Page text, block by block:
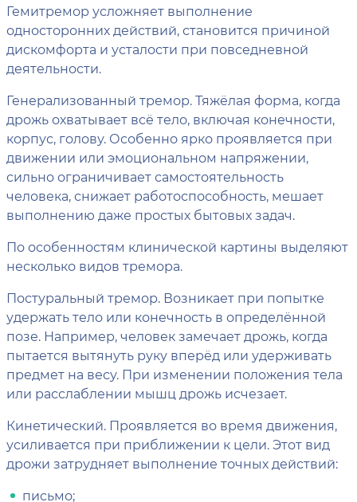
Гемитремор усложняет выполнение
односторонних действий, становится причиной
дискомфорта и усталости при повседневной
деятельности.
Генерализованный тремор. Тяжёлая форма, когда
дрожь охватывает всё тело, включая конечности,
корпус, голову. Особенно ярко проявляется при
движении или эмоциональном напряжении,
сильно ограничивает самостоятельность
человека, снижает работоспособность, мешает
выполнению даже простых бытовых задач.
По особенностям клинической картины выделяют
несколько видов тремора.
Постуральный тремор. Возникает при попытке
удержать тело или конечность в определённой
позе. Например, человек замечает дрожь, когда
пытается вытянуть руку вперёд или удерживать
предмет на весу. При изменении положения тела
или расслаблении мышц дрожь исчезает.
Кинетический. Проявляется во время движения,
усиливается при приближении к цели. Этот вид
дрожи затрудняет выполнение точных действий:
письмо;